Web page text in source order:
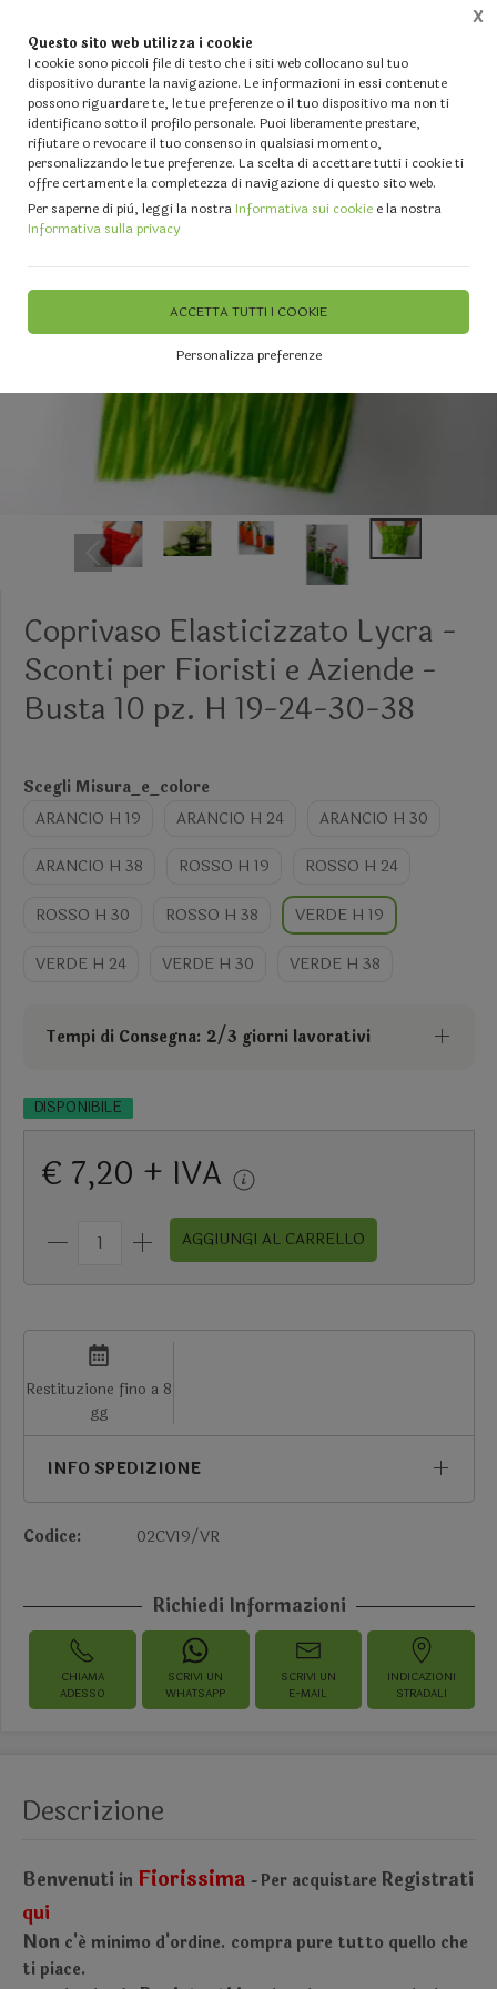
Questo sito web utilizza i cookie
I cookie sono piccoli file di testo che i siti web collocano sul tuo
dispositivo durante la navigazione. Le informazioni in essi contenute
possono riguardare te, le tue preferenze o il tuo dispositivo ma non ti
identificano sotto il profilo personale. Puoi liberamente prestare,
rifiutare o revocare il tuo consenso in qualsiasi momento,
personalizzando le tue preferenze. La scelta di accettare tutti i cookie ti
offre certamente la completezza di navigazione di questo sito web.
Per saperne di più, leggi la nostraInformativa sui cookie e la nostra
Informativa sulla privacy
ACCETTA TUTTI I COOKIE
Personalizza preferenze
X
Home Vetrina FORNITURE PROFESSIONALI PER FIORISTI E wEDDING PLANNERS
Coprivaso Elasticizzato Lycra -
Sconti per Fioristi e Aziende -
Busta 10 pz. H 19-24-30-38
Scegli Misura_e_colore
ARANCIO H 19
ARANCIO H 24 ARANCIO H 30
ARANCIO H 38 ROSSO H 19 ROSSO H 24
ROSSO H 30 ROSSO H 38 VERDE H 19
VERDE H 24 VERDE H 30 VERDE H 38
Tempi di Consegna: 2/3 giorni lavorativi
DISPONIBILE
€ 7,20 + IVA
AGGIUNGI AL CARRELLO
Restituzione fino a 8
gg
INFO SPEDIZIONE
Codice: 02CV19/VR
Richiedi Informazioni
CHIAMA
ADESSO
SCRIVI UN
WHATSAPP
SCRIVI UN
E-MAIL
INDICAZIONI
STRADALI
Descrizione
Benvenuti in Fiorissima - Per acquistare Registrati
qui
Non c'é minimo d'ordine. compra pure tutto quello che
ti piace.